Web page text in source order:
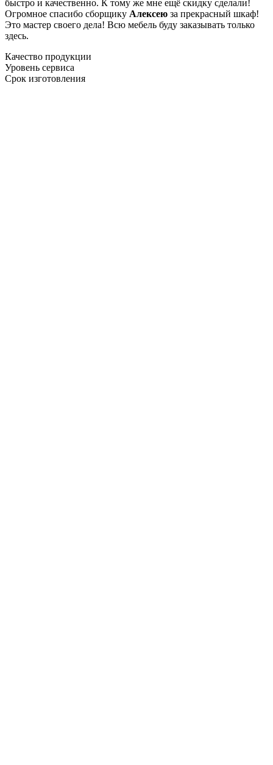
быстро и качественно. К тому же мне ещё скидку сделали!
Огромное спасибо сборщику Алексею за прекрасный шкаф!
Это мастер своего дела! Всю мебель буду заказывать только
здесь.
Качество продукции
Уровень сервиса
Срок изготовления